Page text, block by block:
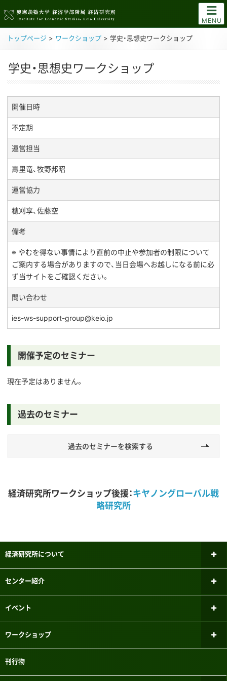
MENU
トップページ > ワークショップ > 学史・思想史ワークショップ
学史・思想史ワークショップ
開催日時
不定期
運営担当
壽里竜、牧野邦昭
運営協力
穂刈享、佐藤空
備考
※ やむを得ない事情により直前の中止や参加者の制限について
ご案内する場合がありますので、当日会場へお越しになる前に必
ず当サイトをご確認ください。
問い合わせ
ies-ws-support-group@keio.jp
開催予定のセミナー
現在予定はありません。
過去のセミナー
過去のセミナーを検索する
経済研究所ワークショップ後援：キヤノングローバル戦
略研究所
経済研究所について
所長あいさつ
メーリングリスト
センター紹介
ファイナンシャル・ジェロントロジー
国際経済学研究センター
イベント
新しいお知らせ
ワークショップ
ミクロ経済学ワークショップ
刊行物